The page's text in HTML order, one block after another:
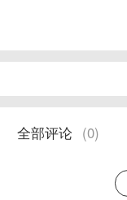
全部评论 (0)